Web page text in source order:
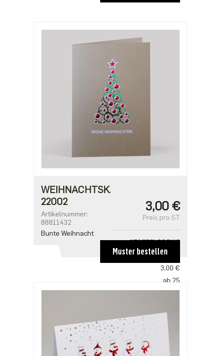
2,18 €
1,91 €
WEIHNACHTSKARTE
22002
Artikelnummer:
88811432
Bunte Weihnacht
3,00 €
Preis pro ST
STAFFELPREISE
ab 1
3,00 €
ab 25
2,50 €
2,18 €
Muster bestellen